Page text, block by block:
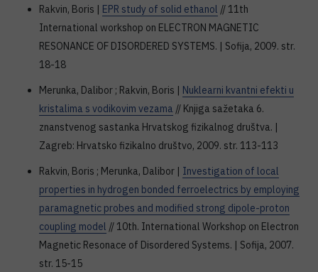
Rakvin, Boris | EPR study of solid ethanol // 11th
International workshop on ELECTRON MAGNETIC
RESONANCE OF DISORDERED SYSTEMS. | Sofija, 2009. str.
18-18
Merunka, Dalibor ; Rakvin, Boris | Nuklearni kvantni efekti u
kristalima s vodikovim vezama // Knjiga sažetaka 6.
znanstvenog sastanka Hrvatskog fizikalnog društva. |
Zagreb: Hrvatsko fizikalno društvo, 2009. str. 113-113
Rakvin, Boris ; Merunka, Dalibor | Investigation of local
properties in hydrogen bonded ferroelectrics by employing
paramagnetic probes and modified strong dipole-proton
coupling model // 10th. International Workshop on Electron
Magnetic Resonace of Disordered Systems. | Sofija, 2007.
str. 15-15